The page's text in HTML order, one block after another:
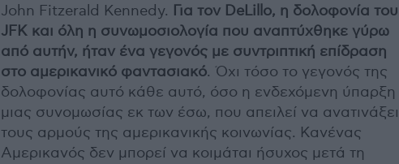
John Fitzerald Kennedy. Για τον DeLillo, η δολοφονία του
JFK και όλη η συνωμοσιολογία που αναπτύχθηκε γύρω
από αυτήν, ήταν ένα γεγονός με συντριπτική επίδραση
στο αμερικανικό φαντασιακό. Όχι τόσο το γεγονός της
δολοφονίας αυτό κάθε αυτό, όσο η ενδεχόμενη ύπαρξη
μιας συνομωσίας εκ των έσω, που απειλεί να ανατινάξει
τους αρμούς της αμερικανικής κοινωνίας. Κανένας
Αμερικανός δεν μπορεί να κοιμάται ήσυχος μετά τη